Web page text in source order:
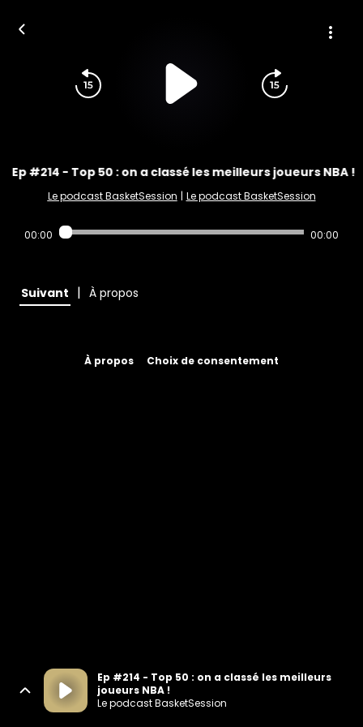
Ep #214 - Top 50 : on a classé les meilleurs joueurs NBA !
Le podcast BasketSession | Le podcast BasketSession
00:00 00:00
Suivant | À propos
À propos Choix de consentement
Ep #214 - Top 50 : on a classé les meilleurs
joueurs NBA !
Le podcast BasketSession